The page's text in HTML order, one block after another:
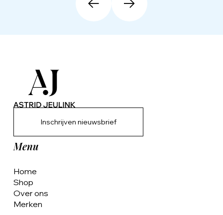
Inschrijven nieuwsbrief
Menu
Home
Shop
Over ons
Merken